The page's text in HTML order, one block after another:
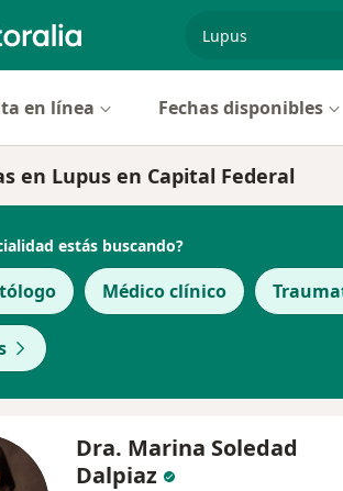
en línea Fechas disponibles
en Lupus en Capital Federal
estás buscando?
Médico clínico
Dra. Marina Soledad
Dalpiaz